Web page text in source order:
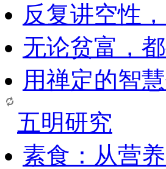
反复讲空性
无论贫富，
用禅定的智
五明研究
素食：从营